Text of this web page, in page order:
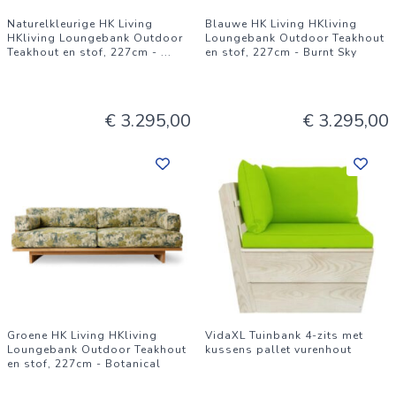
Naturelkleurige HK Living
HKliving Loungebank Outdoor
Teakhout en stof, 227cm - ...
€ 3.295,00
Blauwe HK Living HKliving
Loungebank Outdoor Teakhout
en stof, 227cm - Burnt Sky
€ 3.295,00
Groene HK Living HKliving
Loungebank Outdoor Teakhout
en stof, 227cm - Botanical
VidaXL Tuinbank 4-zits met
kussens pallet vurenhout